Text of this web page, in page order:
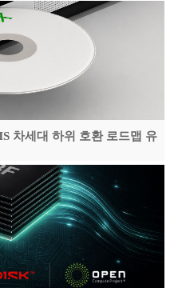
차세대 하위 호환 로드맵 유